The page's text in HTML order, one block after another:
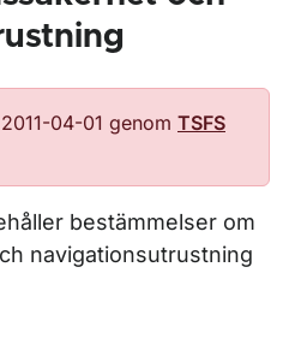
04-01 genom TSFS
bestämmelser om
navigationsutrustning